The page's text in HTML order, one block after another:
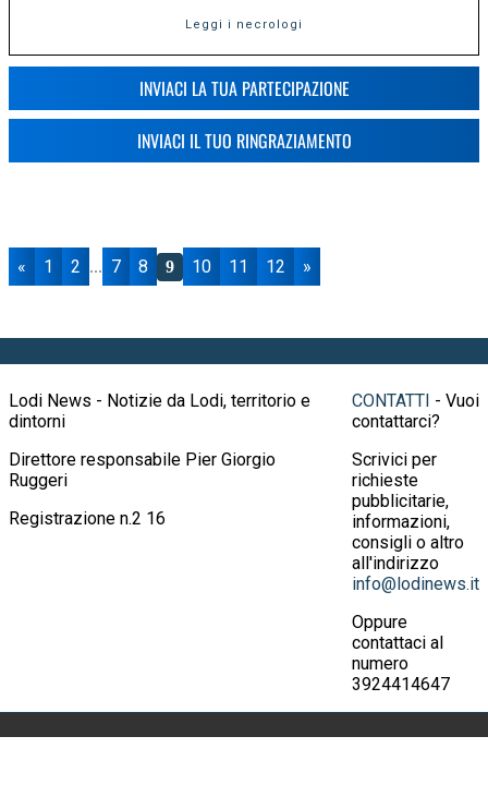
Leggi i necrologi
INVIACI LA TUA PARTECIPAZIONE
INVIACI IL TUO RINGRAZIAMENTO
« 1 2 ... 7 8 9 10 11 12 »
Lodi News - Notizie da Lodi, territorio e
dintorni
Direttore responsabile Pier Giorgio
Ruggeri
Registrazione n.2 16
CONTATTI - Vuoi
contattarci?
Scrivici per
richieste
pubblicitarie,
informazioni,
consigli o altro
all'indirizzo
info@lodinews.it
Oppure
contattaci al
numero
3924414647